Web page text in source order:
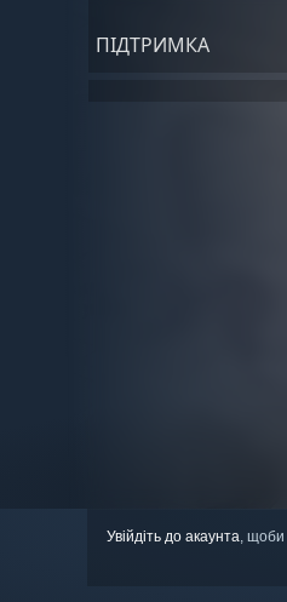
ПІДТРИМКА
Увійдіть до акаунта, щоби